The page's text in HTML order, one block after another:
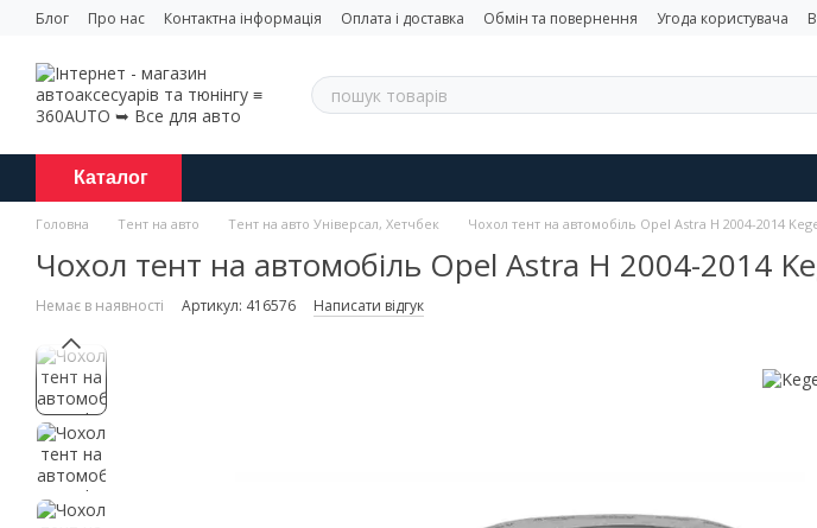
Перейти до основного контенту
Блог Про нас Контактна інформація Оплата і доставка Обмін та повернення Угода користувача
Каталог
Головна Тент на авто Тент на авто Універсал, Хетчбек Чохол тент на автомобіль Opel Astra H 2004-2014
Чохол тент на автомобіль Opel Astra H 2004-2014
Немає в наявності Артикул: 416576 Написати відгук